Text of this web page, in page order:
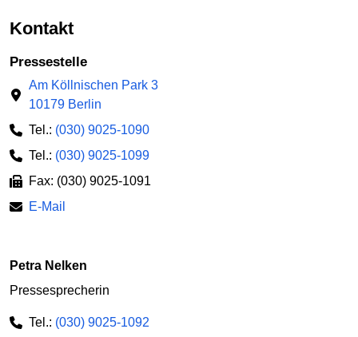
Kontakt
Pressestelle
Am Köllnischen Park 3
10179 Berlin
Tel.: (030) 9025-1090
Tel.: (030) 9025-1099
Fax: (030) 9025-1091
E-Mail
Petra Nelken
Pressesprecherin
Tel.: (030) 9025-1092